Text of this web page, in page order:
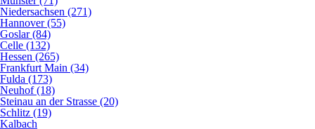
Niedersachsen (271)
Hannover (55)
Goslar (84)
Celle (132)
Hessen (265)
Frankfurt Main (34)
Fulda (173)
Neuhof (18)
Steinau an der Strasse (20)
Schlitz (19)
Kalbach